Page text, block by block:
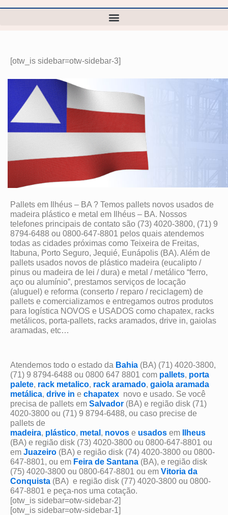
[otw_is sidebar=otw-sidebar-3]
Pallets em Ilhéus – BA ? Temos pallets novos usados de
madeira plástico e metal em Ilhéus – BA. Nossos
telefones principais de contato são (73) 4020-3800, (71) 9
8794-6488 ou 0800-647-8801 pelos quais atendemos
todas as cidades próximas como Teixeira de Freitas,
Itabuna, Porto Seguro, Jequié, Eunápolis (BA). Além de
pallets usados novos de plástico madeira (eucalipto /
pinus ou madeira de lei / dura) e metal / metálico “ferro,
aço ou alumínio”, prestamos serviços de locação
(aluguel) e reforma (conserto / reparo / reciclagem) de
pallets e comercializamos e entregamos outros produtos
para logística NOVOS e USADOS como chapatex, racks
metálicos, porta-pallets, racks aramados, drive in, gaiolas
aramadas, etc…
Atendemos todo o estado da Bahia (BA) (71) 4020-3800,
(71) 9 8794-6488 ou 0800 647 8801 com pallets, porta
palete, rack metalico, rack aramado, gaiola aramada
metálica, drive in e chapatex novo e usado. Se você
precisa de pallets em Salvador (BA) e região disk (71)
4020-3800 ou (71) 9 8794-6488, ou caso precise de
pallets de
madeira, plástico, metal , novos e usados em
Ilheus
(BA) e região disk (73) 4020-3800 ou 0800-647-8801 ou
em Juazeiro (BA) e região disk (74) 4020-3800 ou 0800-
647-8801, ou em Feira de Santana (BA), e região disk
(75) 4020-3800 ou 0800-647-8801 ou em Vitoria da
Conquista (BA) e região disk (77) 4020-3800 ou 0800-
647-8801 e peça-nos uma cotação.
[otw_is sidebar=otw-sidebar-2]
[otw_is sidebar=otw-sidebar-1]